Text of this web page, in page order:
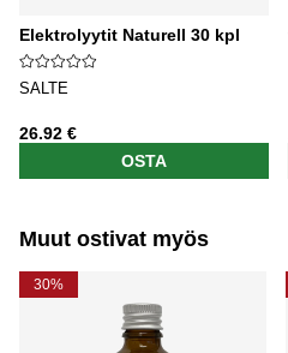
Elektrolyytit Naturell 30 kpl
SALTE
26.92 €
OSTA
Muut ostivat myös
30%